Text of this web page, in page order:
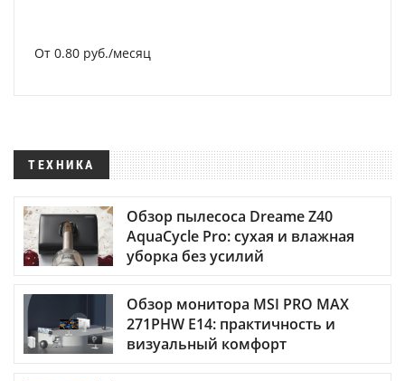
От 0.80 руб./месяц
ТЕХНИКА
Обзор пылесоса Dreame Z40
AquaCycle Pro: сухая и влажная
уборка без усилий
Обзор монитора MSI PRO MAX
271PHW E14: практичность и
визуальный комфорт